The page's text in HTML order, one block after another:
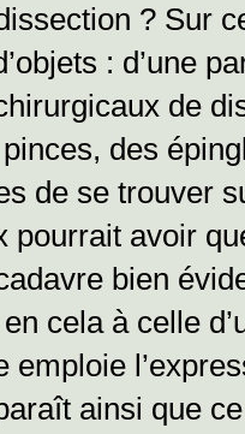
? Sur
: d’une
de
des
de se trouver
pourrait avoir
bien
cela à celle
emploie
ainsi que